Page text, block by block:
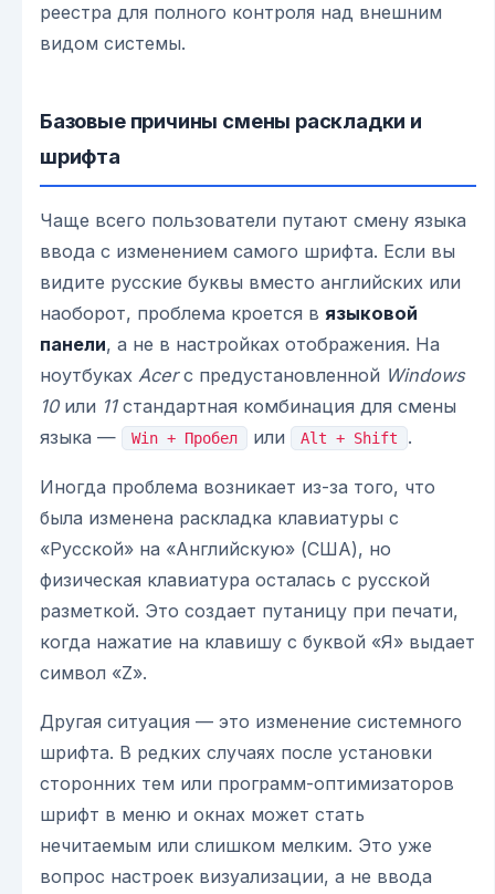
реестра для полного контроля над внешним
видом системы.
Базовые причины смены раскладки и
шрифта
Чаще всего пользователи путают смену языка
ввода с изменением самого шрифта. Если вы
видите русские буквы вместо английских или
наоборот, проблема кроется в языковой
панели, а не в настройках отображения. На
ноутбуках Acerс предустановленной Windows
10или 11стандартная комбинация для смены
языка —
Win + Пробел или Alt + Shift .
Иногда проблема возникает из-за того, что
была изменена раскладка клавиатуры с
«Русской» на «Английскую» (США), но
физическая клавиатура осталась с русской
разметкой. Это создает путаницу при печати,
когда нажатие на клавишу с буквой «Я» выдает
символ «Z».
Другая ситуация — это изменение системного
шрифта. В редких случаях после установки
сторонних тем или программ-оптимизаторов
шрифт в меню и окнах может стать
нечитаемым или слишком мелким. Это уже
вопрос настроек визуализации, а не ввода